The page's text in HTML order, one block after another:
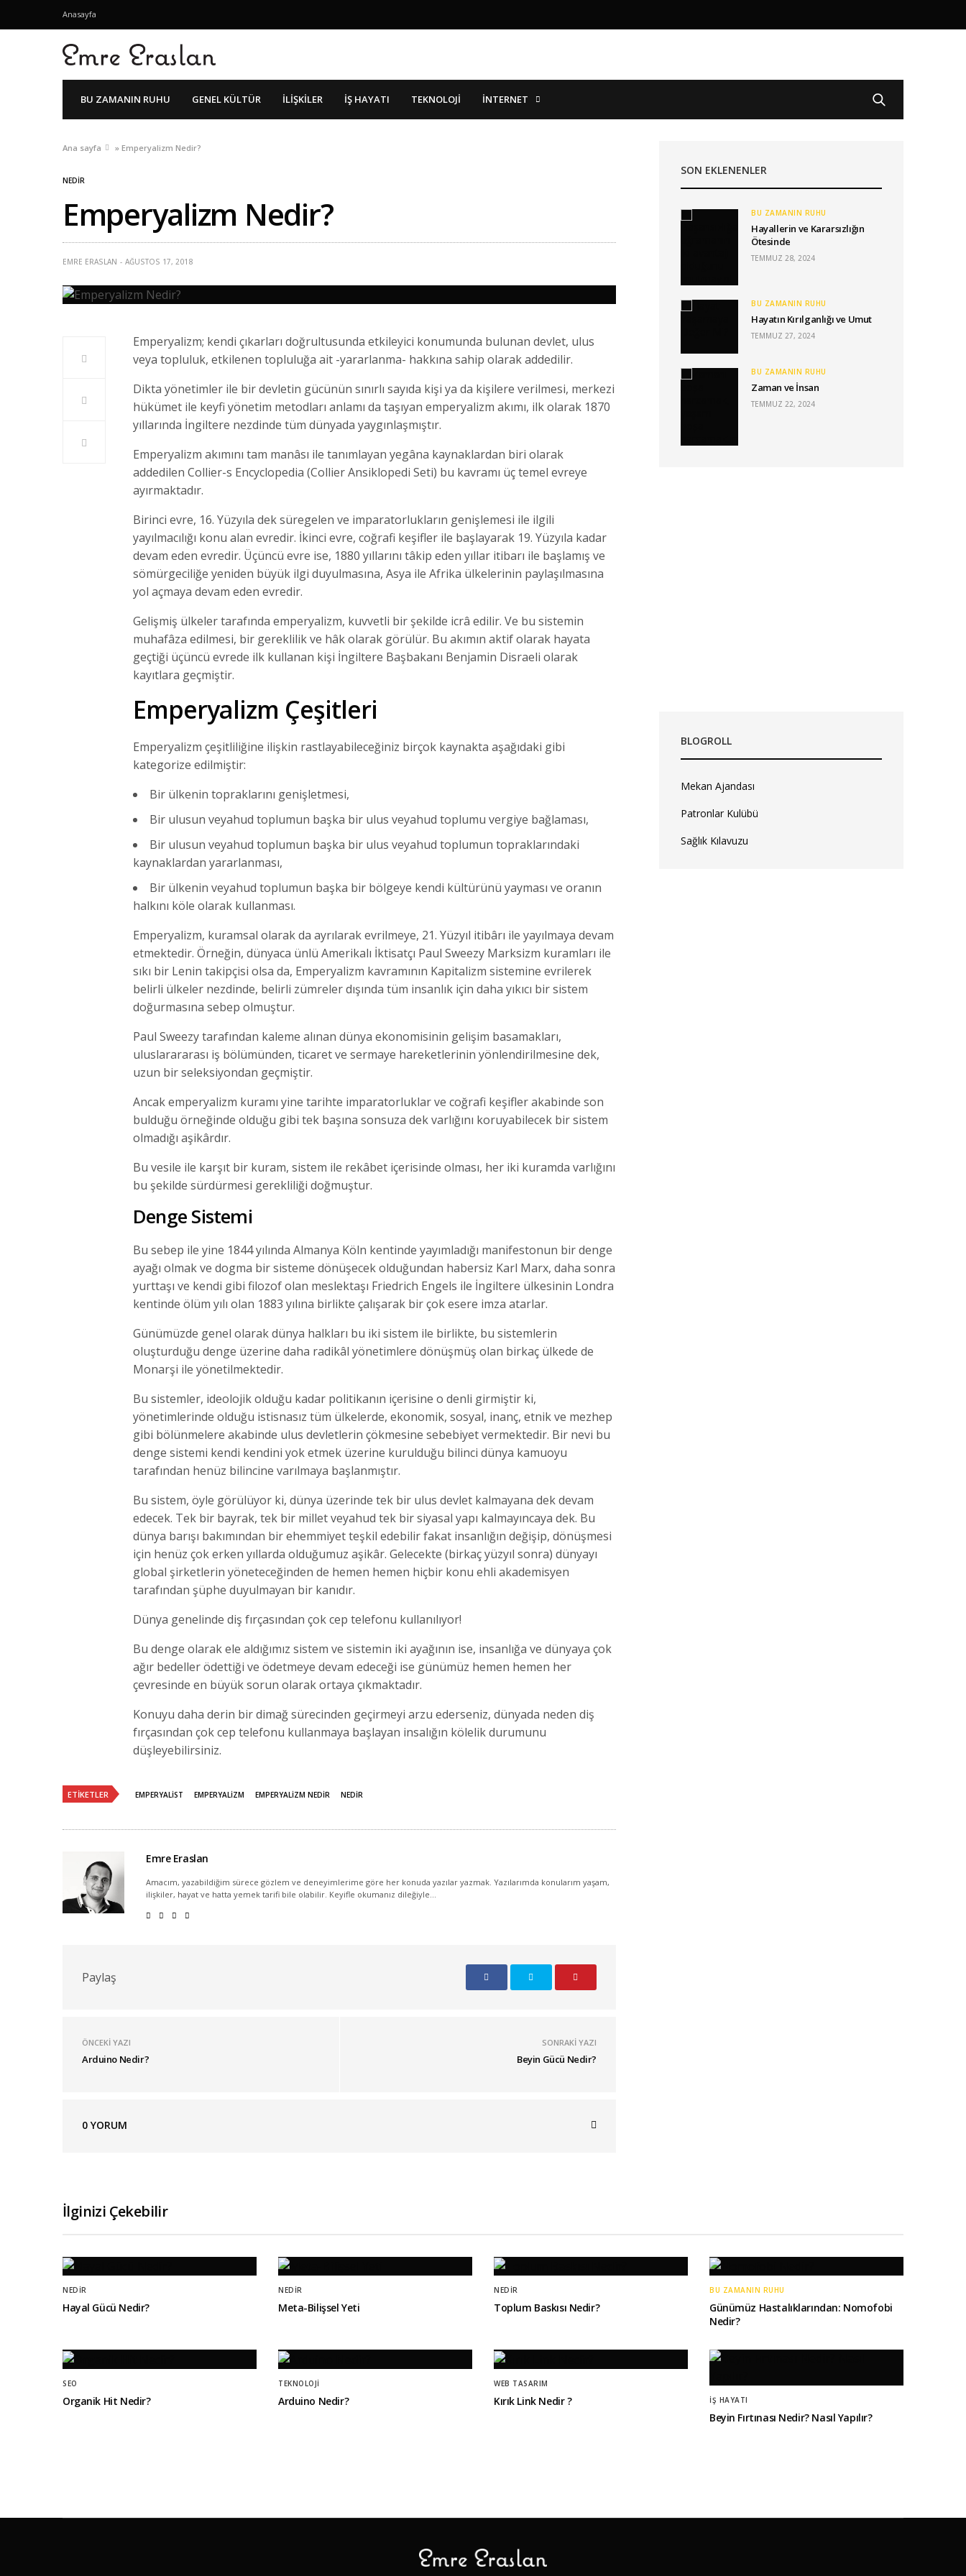
Anasayfa
BU ZAMANIN RUHU GENEL KÜLTÜR İLIŞKILER İŞ HAYATI TEKNOLOJI İNTERNET
Ana sayfa »Emperyalizm Nedir?
NEDIR
Emperyalizm Nedir?
EMRE ERASLAN AĞUSTOS 17, 2018
Emperyalizm; kendi çıkarları doğrultusunda etkileyici konumunda bulunan devlet, ulus
veya topluluk, etkilenen topluluğa ait -yararlanma- hakkına sahip olarak addedilir.
Dikta yönetimler ile bir devletin gücünün sınırlı sayıda kişi ya da kişilere verilmesi, merkezi
hükümet ile keyfi yönetim metodları anlamı da taşıyan emperyalizm akımı, ilk olarak 1870
yıllarında İngiltere nezdinde tüm dünyada yaygınlaşmıştır.
Emperyalizm akımını tam manâsı ile tanımlayan yegâna kaynaklardan biri olarak
addedilen Collier-s Encyclopedia (Collier Ansiklopedi Seti) bu kavramı üç temel evreye
ayırmaktadır.
Birinci evre, 16. Yüzyıla dek süregelen ve imparatorlukların genişlemesi ile ilgili
yayılmacılığı konu alan evredir. İkinci evre, coğrafi keşifler ile başlayarak 19. Yüzyıla kadar
devam eden evredir. Üçüncü evre ise, 1880 yıllarını tâkip eden yıllar itibarı ile başlamış ve
sömürgeciliğe yeniden büyük ilgi duyulmasına, Asya ile Afrika ülkelerinin paylaşılmasına
yol açmaya devam eden evredir.
Gelişmiş ülkeler tarafında emperyalizm, kuvvetli bir şekilde icrâ edilir. Ve bu sistemin
muhafâza edilmesi, bir gereklilik ve hâk olarak görülür. Bu akımın aktif olarak hayata
geçtiği üçüncü evrede ilk kullanan kişi İngiltere Başbakanı Benjamin Disraeli olarak
kayıtlara geçmiştir.
Emperyalizm Çeşitleri
Emperyalizm çeşitliliğine ilişkin rastlayabileceğiniz birçok kaynakta aşağıdaki gibi
kategorize edilmiştir:
Bir ülkenin topraklarını genişletmesi,
Bir ulusun veyahud toplumun başka bir ulus veyahud toplumu vergiye bağlaması,
Bir ulusun veyahud toplumun başka bir ulus veyahud toplumun topraklarındaki
kaynaklardan yararlanması,
Bir ülkenin veyahud toplumun başka bir bölgeye kendi kültürünü yayması ve oranın
halkını köle olarak kullanması.
Emperyalizm, kuramsal olarak da ayrılarak evrilmeye, 21. Yüzyıl itibârı ile yayılmaya devam
etmektedir. Örneğin, dünyaca ünlü Amerikalı İktisatçı Paul Sweezy Marksizm kuramları ile
sıkı bir Lenin takipçisi olsa da, Emperyalizm kavramının Kapitalizm sistemine evrilerek
belirli ülkeler nezdinde, belirli zümreler dışında tüm insanlık için daha yıkıcı bir sistem
doğurmasına sebep olmuştur.
Paul Sweezy tarafından kaleme alınan dünya ekonomisinin gelişim basamakları,
uluslarararası iş bölümünden, ticaret ve sermaye hareketlerinin yönlendirilmesine dek,
uzun bir seleksiyondan geçmiştir.
Ancak emperyalizm kuramı yine tarihte imparatorluklar ve coğrafi keşifler akabinde son
bulduğu örneğinde olduğu gibi tek başına sonsuza dek varlığını koruyabilecek bir sistem
olmadığı aşikârdır.
Bu vesile ile karşıt bir kuram, sistem ile rekâbet içerisinde olması, her iki kuramda varlığını
bu şekilde sürdürmesi gerekliliği doğmuştur.
Denge Sistemi
Bu sebep ile yine 1844 yılında Almanya Köln kentinde yayımladığı manifestonun bir denge
ayağı olmak ve dogma bir sisteme dönüşecek olduğundan habersiz Karl Marx, daha sonra
yurttaşı ve kendi gibi filozof olan meslektaşı Friedrich Engels ile İngiltere ülkesinin Londra
kentinde ölüm yılı olan 1883 yılına birlikte çalışarak bir çok esere imza atarlar.
Günümüzde genel olarak dünya halkları bu iki sistem ile birlikte, bu sistemlerin
oluşturduğu denge üzerine daha radikâl yönetimlere dönüşmüş olan birkaç ülkede de
Monarşi ile yönetilmektedir.
Bu sistemler, ideolojik olduğu kadar politikanın içerisine o denli girmiştir ki,
yönetimlerinde olduğu istisnasız tüm ülkelerde, ekonomik, sosyal, inanç, etnik ve mezhep
gibi bölünmelere akabinde ulus devletlerin çökmesine sebebiyet vermektedir. Bir nevi bu
denge sistemi kendi kendini yok etmek üzerine kurulduğu bilinci dünya kamuoyu
tarafından henüz bilincine varılmaya başlanmıştır.
Bu sistem, öyle görülüyor ki, dünya üzerinde tek bir ulus devlet kalmayana dek devam
edecek. Tek bir bayrak, tek bir millet veyahud tek bir siyasal yapı kalmayıncaya dek. Bu
dünya barışı bakımından bir ehemmiyet teşkil edebilir fakat insanlığın değişip, dönüşmesi
için henüz çok erken yıllarda olduğumuz aşikâr. Gelecekte (birkaç yüzyıl sonra) dünyayı
global şirketlerin yöneteceğinden de hemen hemen hiçbir konu ehli akademisyen
tarafından şüphe duyulmayan bir kanıdır.
Dünya genelinde diş fırçasından çok cep telefonu kullanılıyor!
Bu denge olarak ele aldığımız sistem ve sistemin iki ayağının ise, insanlığa ve dünyaya çok
ağır bedeller ödettiği ve ödetmeye devam edeceği ise günümüz hemen hemen her
çevresinde en büyük sorun olarak ortaya çıkmaktadır.
Konuyu daha derin bir dimağ sürecinden geçirmeyi arzu ederseniz, dünyada neden diş
fırçasından çok cep telefonu kullanmaya başlayan insalığın kölelik durumunu
düşleyebilirsiniz.
ETIKETLER EMPERYALIST EMPERYALIZM EMPERYALIZM NEDIR NEDIR
Emre Eraslan
Amacım, yazabildiğim sürece gözlem ve deneyimlerime göre her konuda yazılar yazmak. Yazılarımda konularım yaşam,
ilişkiler, hayat ve hatta yemek tarifi bile olabilir. Keyifle okumanız dileğiyle...
Paylaş
ÖNCEKI YAZI
Arduino Nedir?
SONRAKI YAZI
Beyin Gücü Nedir?
0YORUM
SON EKLENENLER
BU ZAMANIN RUHU
Hayallerin ve Kararsızlığın
Ötesinde
TEMMUZ 28, 2024
BU ZAMANIN RUHU
Hayatın Kırılganlığı ve Umut
TEMMUZ 27, 2024
BU ZAMANIN RUHU
Zaman ve İnsan
TEMMUZ 22, 2024
BLOGROLL
Mekan Ajandası
Patronlar Kulübü
Sağlık Kılavuzu
İlginizi Çekebilir
NEDIR
Hayal Gücü Nedir?
NEDIR
Meta-Bilişsel Yeti
NEDIR
Toplum Baskısı Nedir?
BU ZAMANIN RUHU
Günümüz Hastalıklarından: Nomofobi
Nedir?
SEO
Organik Hit Nedir?
TEKNOLOJI
Arduino Nedir?
WEB TASARIM
Kırık Link Nedir ? İŞ HAYATI
Beyin Fırtınası Nedir? Nasıl Yapılır?